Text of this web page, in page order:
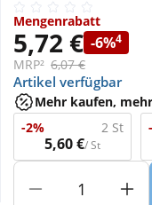
Sanitätshaus
Sport & Fitness
Tierbedarf
Wellness
Mengenrabatt
5,72 € -6%4
MRP² 6,07 €
Artikel verfügbar
Mehr kaufen,
-2%
2 St
5,60 €/ St